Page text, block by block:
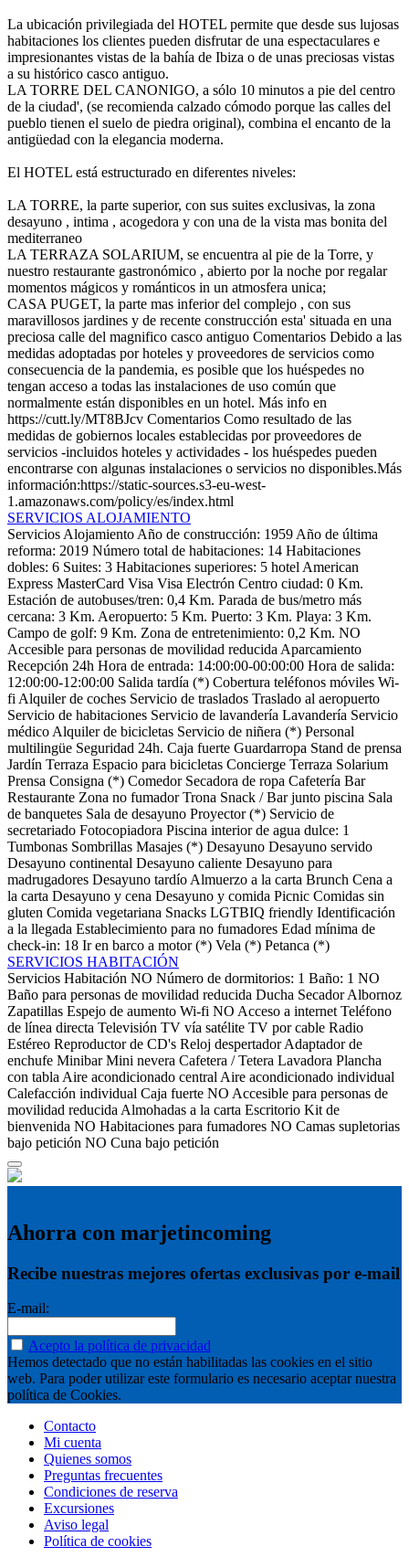
La ubicación privilegiada del HOTEL permite que desde sus lujosas
habitaciones los clientes pueden disfrutar de una espectaculares e
impresionantes vistas de la bahía de Ibiza o de unas preciosas vistas
a su histórico casco antiguo.
LA TORRE DEL CANONIGO, a sólo 10 minutos a pie del centro
de la ciudad', (se recomienda calzado cómodo porque las calles del
pueblo tienen el suelo de piedra original), combina el encanto de la
antigüedad con la elegancia moderna.
El HOTEL está estructurado en diferentes niveles:
LA TORRE, la parte superior, con sus suites exclusivas, la zona
desayuno , intima , acogedora y con una de la vista mas bonita del
mediterraneo
LA TERRAZA SOLARIUM, se encuentra al pie de la Torre, y
nuestro restaurante gastronómico , abierto por la noche por regalar
momentos mágicos y románticos in un atmosfera unica;
CASA PUGET, la parte mas inferior del complejo , con sus
maravillosos jardines y de recente construcción esta' situada en una
preciosa calle del magnifico casco antiguo Comentarios Debido a las
medidas adoptadas por hoteles y proveedores de servicios como
consecuencia de la pandemia, es posible que los huéspedes no
tengan acceso a todas las instalaciones de uso común que
normalmente están disponibles en un hotel. Más info en
https://cutt.ly/MT8BJcv Comentarios Como resultado de las
medidas de gobiernos locales establecidas por proveedores de
servicios -incluidos hoteles y actividades - los huéspedes pueden
encontrarse con algunas instalaciones o servicios no disponibles.Más
información:https://static-sources.s3-eu-west-
1.amazonaws.com/policy/es/index.html
SERVICIOS ALOJAMIENTO
Servicios Alojamiento Año de construcción: 1959 Año de última
reforma: 2019 Número total de habitaciones: 14 Habitaciones
dobles: 6 Suites: 3 Habitaciones superiores: 5 hotel American
Express MasterCard Visa Visa Electrón Centro ciudad: 0 Km.
Estación de autobuses/tren: 0,4 Km. Parada de bus/metro más
cercana: 3 Km. Aeropuerto: 5 Km. Puerto: 3 Km. Playa: 3 Km.
Campo de golf: 9 Km. Zona de entretenimiento: 0,2 Km. NO
Accesible para personas de movilidad reducida Aparcamiento
Recepción 24h Hora de entrada: 14:00:00-00:00:00 Hora de salida:
12:00:00-12:00:00 Salida tardía (*) Cobertura teléfonos móviles Wi-
fi Alquiler de coches Servicio de traslados Traslado al aeropuerto
Servicio de habitaciones Servicio de lavandería Lavandería Servicio
médico Alquiler de bicicletas Servicio de niñera (*) Personal
multilingüe Seguridad 24h. Caja fuerte Guardarropa Stand de prensa
Jardín Terraza Espacio para bicicletas Concierge Terraza Solarium
Prensa Consigna (*) Comedor Secadora de ropa Cafetería Bar
Restaurante Zona no fumador Trona Snack / Bar junto piscina Sala
de banquetes Sala de desayuno Proyector (*) Servicio de
secretariado Fotocopiadora Piscina interior de agua dulce: 1
Tumbonas Sombrillas Masajes (*) Desayuno Desayuno servido
Desayuno continental Desayuno caliente Desayuno para
madrugadores Desayuno tardío Almuerzo a la carta Brunch Cena a
la carta Desayuno y cena Desayuno y comida Picnic Comidas sin
gluten Comida vegetariana Snacks LGTBIQ friendly Identificación
a la llegada Establecimiento para no fumadores Edad mínima de
check-in: 18 Ir en barco a motor (*) Vela (*) Petanca (*)
SERVICIOS HABITACIÓN
Servicios Habitación NO Número de dormitorios: 1 Baño: 1 NO
Baño para personas de movilidad reducida Ducha Secador Albornoz
Zapatillas Espejo de aumento Wi-fi NO Acceso a internet Teléfono
de línea directa Televisión TV vía satélite TV por cable Radio
Estéreo Reproductor de CD's Reloj despertador Adaptador de
enchufe Minibar Mini nevera Cafetera / Tetera Lavadora Plancha
con tabla Aire acondicionado central Aire acondicionado individual
Calefacción individual Caja fuerte NO Accesible para personas de
movilidad reducida Almohadas a la carta Escritorio Kit de
bienvenida NO Habitaciones para fumadores NO Camas supletorias
bajo petición NO Cuna bajo petición
Ahorra con marjetincoming
Recibe nuestras mejores ofertas exclusivas por e-mail
E-mail:
Acepto la política de privacidad
Hemos detectado que no están habilitadas las cookies en el sitio
web. Para poder utilizar este formulario es necesario aceptar nuestra
política de Cookies.
Contacto
Mi cuenta
Quienes somos
Preguntas frecuentes
Condiciones de reserva
Excursiones
Aviso legal
Política de cookies